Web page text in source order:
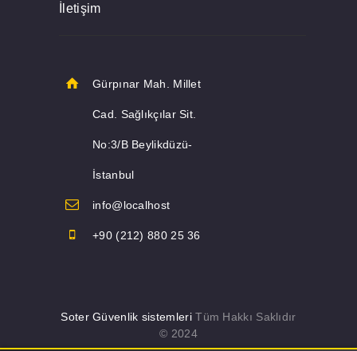
İletişim
Gürpınar Mah. Millet
Cad. Sağlıkçılar Sit.
No:3/B Beylikdüzü-
İstanbul
info@localhost
+90 (212) 880 25 36
Soter Güvenlik sistemleriTüm Hakkı Saklıdır
© 2024